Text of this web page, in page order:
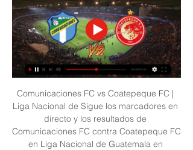
Comunicaciones FC vs Coatepeque FC |
Liga Nacional de Sigue los marcadores en
directo y los resultados de
Comunicaciones FC contra Coatepeque FC
en Liga Nacional de Guatemala en